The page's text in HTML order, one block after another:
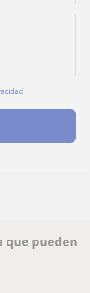
que pueden